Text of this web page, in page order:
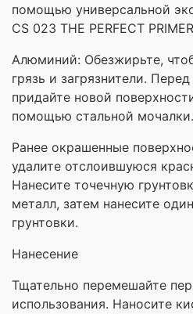
помощью универсальной
CS 023 THE PERFECT
Алюминий: Обезжирьте,
грязь и загрязнители.
придайте новой
помощью стальной мочалки.
Ранее окрашенные
удалите отслоившуюся
Нанесите точечную
металл, затем нанесите
грунтовки.
Нанесение
Тщательно перемешайте
использования. Наносите